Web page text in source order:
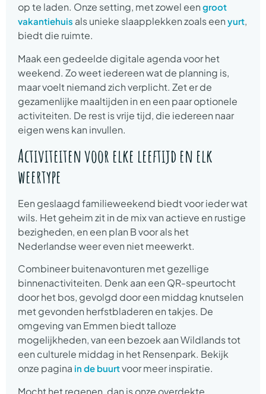
op te laden. Onze setting, met zowel een groot
vakantiehuis als unieke slaapplekken zoals een yurt,
biedt die ruimte.
Maak een gedeelde digitale agenda voor het
weekend. Zo weet iedereen wat de planning is,
maar voelt niemand zich verplicht. Zet er de
gezamenlijke maaltijden in en een paar optionele
activiteiten. De rest is vrije tijd, die iedereen naar
eigen wens kan invullen.
Activiteiten voor elke leeftijd en elk
weertype
Een geslaagd familieweekend biedt voor ieder wat
wils. Het geheim zit in de mix van actieve en rustige
bezigheden, en een plan B voor als het
Nederlandse weer even niet meewerkt.
Combineer buitenavonturen met gezellige
binnenactiviteiten. Denk aan een QR-speurtocht
door het bos, gevolgd door een middag knutselen
met gevonden herfstbladeren en takjes. De
omgeving van Emmen biedt talloze
mogelijkheden, van een bezoek aan Wildlands tot
een culturele middag in het Rensenpark. Bekijk
onze pagina in de buurtvoor meer inspiratie.
Mocht het regenen, dan is onze overdekte